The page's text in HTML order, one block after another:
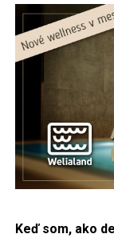
Keď som, ako